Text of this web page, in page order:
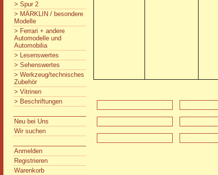
> Spur 2
> MÄRKLIN / besondere
Modelle
> Ferrari + andere
Automodelle und
Automobilia
> Lesenswertes
> Sehenswertes
> Werkzeug/technisches
Zubehör
> Vitrinen
> Beschriftungen
Neu bei Uns
Wir suchen
Anmelden
Registrieren
Warenkorb